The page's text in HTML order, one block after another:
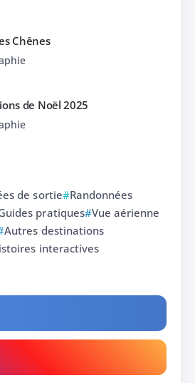
Chênes
de Noël 2025
de sortie Randonnées
pratiques Vue aérienne
Autres destinations
interactives